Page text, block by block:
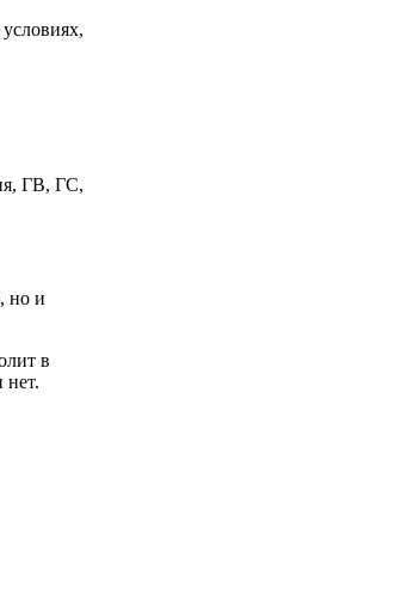
ГВ, ГС,
, но и
в
нет.